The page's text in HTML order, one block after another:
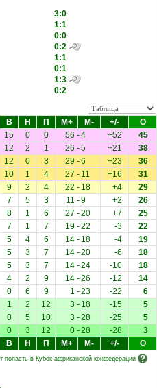
3:0
1:1
0:0
0:2
1:1
0:1
1:3
0:2
В Н П М+ М- +/-
О
15 0 0 56 -4 +52
45
12 2 1 26 -5 +21
38
12 0 3 29 -6 +23
36
10 1 4 27 - 11 +16
31
9 2 4 22 - 18 +4
29
7 5 3 11 -9 +2
26
8 1 6 27 -20 +7
25
7 1 7 19 -22 -3
22
5 4 6 14 - 18 -4
19
5 3 7 14 -20 -6
18
5 3 7 14 -24 -10
18
4 2 9 14 -26 -12
14
0 6 9 1 -23 -22
6
1 2 12 3 - 18 -15
5
0 5 10 3 -28 -25
5
0 3 12 0 -28 -28
3
В Н П М+ М- +/- О
попасть в Кубок африканской конфедерации